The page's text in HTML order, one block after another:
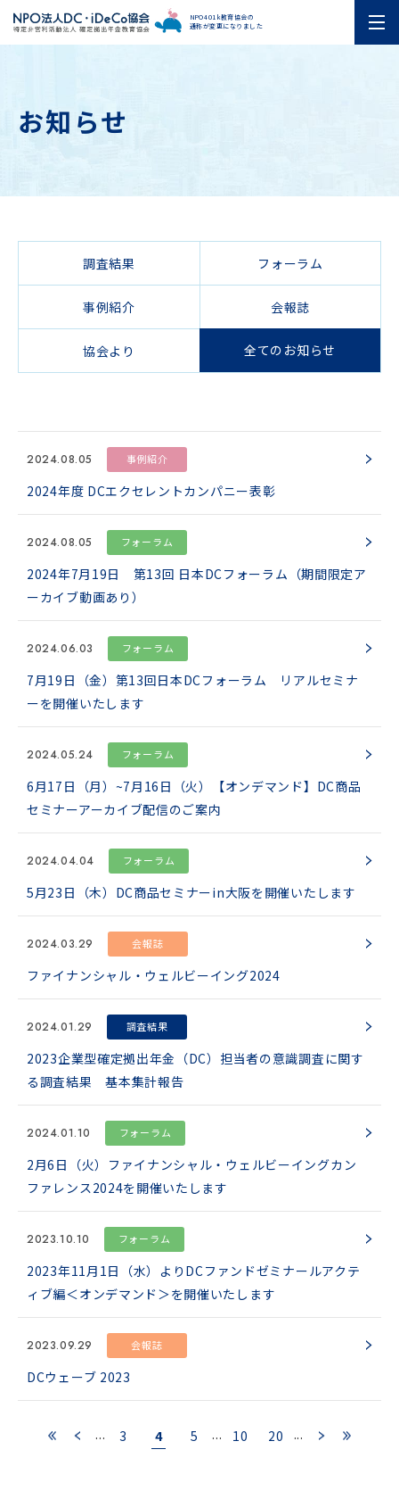
NPO401k教育協会の
通称が変更になりました
お知らせ
調査結果 フォーラム
事例紹介 会報誌
協会より 全てのお知らせ
2024.08.05 事例紹介
2024年度 DCエクセレントカンパニー表彰
2024.08.05 フォーラム
2024年7月19日 第13回 日本DCフォーラム（期間限定ア
ーカイブ動画あり）
2024.06.03 フォーラム
7月19日（金）第13回日本DCフォーラム リアルセミナ
ーを開催いたします
2024.05.24 フォーラム
6月17日（月）~7月16日（火）【オンデマンド】DC商品
セミナーアーカイブ配信のご案内
2024.04.04 フォーラム
5月23日（木）DC商品セミナーin大阪を開催いたします
2024.03.29 会報誌
ファイナンシャル・ウェルビーイング2024
2024.01.29 調査結果
2023企業型確定拠出年金（DC）担当者の意識調査に関す
る調査結果 基本集計報告
2024.01.10 フォーラム
2月6日（火）ファイナンシャル・ウェルビーイングカン
ファレンス2024を開催いたします
2023.10.10 フォーラム
2023年11月1日（水）よりDCファンドゼミナールアクテ
ィブ編＜オンデマンド＞を開催いたします
2023.09.29 会報誌
DCウェーブ 2023
... 3 4 5 ... 10 20
...